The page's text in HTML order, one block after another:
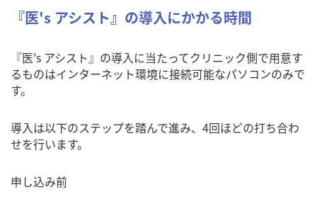
『医's アシスト』の導入にかかる時間
『医's アシスト』の導入に当たってクリニック側で用意す
るものはインターネット環境に接続可能なパソコンのみで
す。
導入は以下のステップを踏んで進み、4回ほどの打ち合わ
せを行います。
申し込み前